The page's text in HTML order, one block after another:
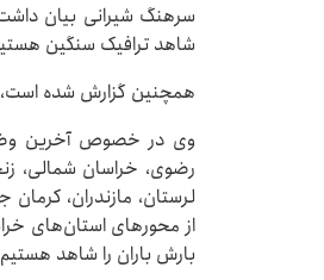
سرهنگ شیرانی بیان
شاهد ترافیک سنگین
همچنین گزارش شده است،
وی در خصوص آخرین
رضوی، خراسان شمالی،
لرستان، مازندران،
از محورهای استان‌های
بارش باران را شاهد